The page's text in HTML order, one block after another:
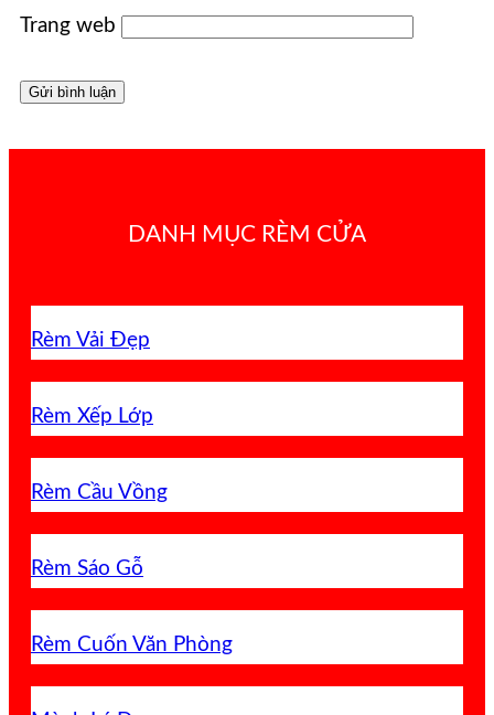
Trang web
DANH MỤC RÈM CỬA
Rèm Vải Đẹp
Rèm Xếp Lớp
Rèm Cầu Vồng
Rèm Sáo Gỗ
Rèm Cuốn Văn Phòng